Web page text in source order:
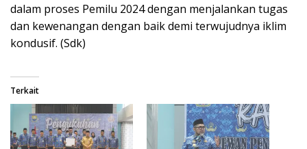
dalam proses Pemilu 2024 dengan menjalankan tugas
dan kewenangan dengan baik demi terwujudnya iklim
kondusif. (Sdk)
Terkait